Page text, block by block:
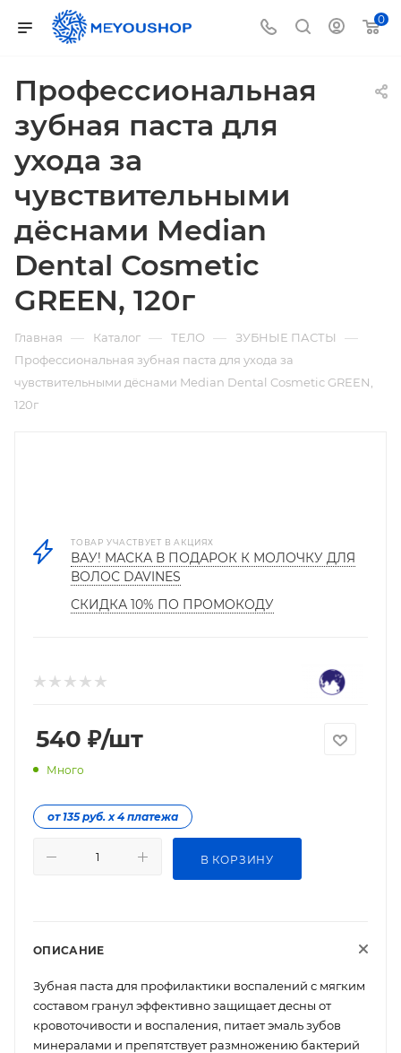
0
Профессиональная
зубная паста для
ухода за
чувствительными
дёснами Median
Dental Cosmetic
GREEN, 120г
Главная — Каталог — ТЕЛО — ЗУБНЫЕ ПАСТЫ —
Профессиональная зубная паста для ухода за
чувствительными дёснами Median Dental Cosmetic GREEN,
120г
ТОВАР УЧАСТВУЕТ В АКЦИЯХ
ВАУ! МАСКА В ПОДАРОК К МОЛОЧКУ ДЛЯ
ВОЛОС DAVINES
СКИДКА 10% ПО ПРОМОКОДУ
540 ₽/шт
Много
от 135 руб. х 4 платежа
В КОРЗИНУ
ОПИСАНИЕ
Зубная паста для профилактики воспалений с мягким
составом гранул эффективно защищает десны от
кровоточивости и воспаления, питает эмаль зубов
минералами и препятствует размножению бактерий